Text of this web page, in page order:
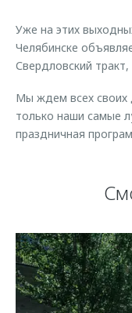
Кредитный
Аксессуары
Одежда и сувениры
Оригинальные
Запчасти
O&J Автоклуб
Клуб владельцев
Приложение O&J
Аксессуары
Уже на этих
Челябинске
Свердловский
Мы ждем всех своих
только наши самые
праздничная